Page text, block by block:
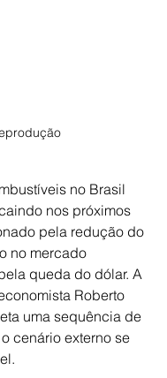
no Brasil
nos próximos
pela redução do
no mercado
queda do dólar. A
Roberto
uma sequência de
cenário externo se